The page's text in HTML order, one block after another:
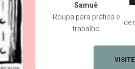
Samuê
Roupa para prática e
trabalho
de